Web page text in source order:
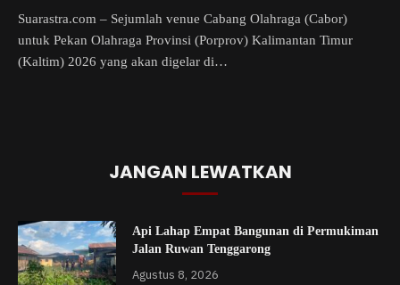
Suarastra.com – Sejumlah venue Cabang Olahraga (Cabor)
untuk Pekan Olahraga Provinsi (Porprov) Kalimantan Timur
(Kaltim) 2026 yang akan digelar di…
JANGAN LEWATKAN
Api Lahap Empat Bangunan di Permukiman
Jalan Ruwan Tenggarong
Agustus 8, 2026